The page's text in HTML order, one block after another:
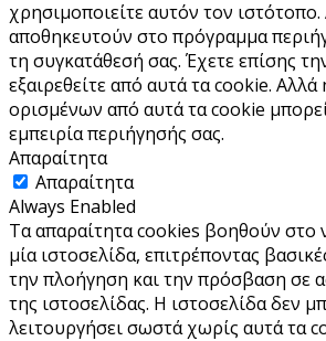
χρησιμοποιείτε αυτόν τον
αποθηκευτούν στο πρόγραμμα
τη συγκατάθεσή σας. Έχετε επίσης
εξαιρεθείτε από αυτά τα cookie. Αλλά
ορισμένων από αυτά τα cookie
εμπειρία περιήγησής σας.
Απαραίτητα
Απαραίτητα
Always Enabled
Τα απαραίτητα cookies βοηθούν στο
μία ιστοσελίδα, επιτρέποντας
την πλοήγηση και την πρόσβαση σε
της ιστοσελίδας. Η ιστοσελίδα δεν
λειτουργήσει σωστά χωρίς αυτά τα